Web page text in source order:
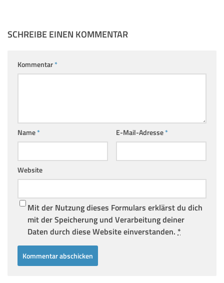
SCHREIBE EINEN KOMMENTAR
Kommentar*
Name* E-Mail-Adresse*
Website
Mit der Nutzung dieses Formulars erklärst du dich
mit der Speicherung und Verarbeitung deiner
Daten durch diese Website einverstanden. *